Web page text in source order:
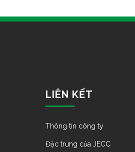
LIÊN KẾT
Thông tin công ty
Đặc trưng của JECC